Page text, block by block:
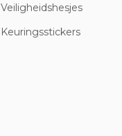
Veiligheidshesjes
Keuringsstickers